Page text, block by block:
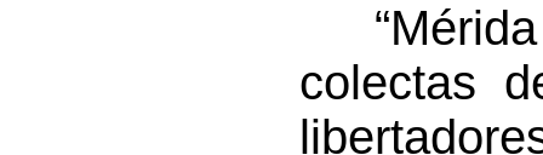
“Mérida
colectas